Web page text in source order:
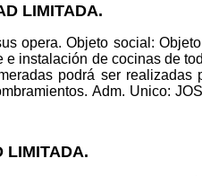
LIMITADA.
opera. Objeto social:
instalación de cocinas de
podrá ser
Adm. Unico:
LIMITADA.